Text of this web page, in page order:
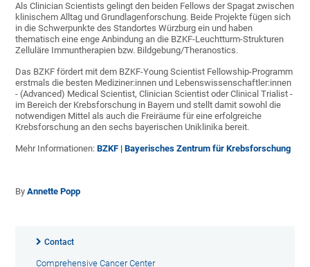
Als Clinician Scientists gelingt den beiden Fellows der Spagat zwischen
klinischem Alltag und Grundlagenforschung. Beide Projekte fügen sich
in die Schwerpunkte des Standortes Würzburg ein und haben
thematisch eine enge Anbindung an die BZKF-Leuchtturm-Strukturen
Zelluläre Immuntherapien bzw. Bildgebung/Theranostics.
Das BZKF fördert mit dem BZKF-Young Scientist Fellowship-Programm
erstmals die besten Mediziner:innen und Lebenswissenschaftler:innen
- (Advanced) Medical Scientist, Clinician Scientist oder Clinical Trialist -
im Bereich der Krebsforschung in Bayern und stellt damit sowohl die
notwendigen Mittel als auch die Freiräume für eine erfolgreiche
Krebsforschung an den sechs bayerischen Uniklinika bereit.
Mehr Informationen:BZKF | Bayerisches Zentrum für Krebsforschung
ByAnnette Popp
Contact
Comprehensive Cancer Center